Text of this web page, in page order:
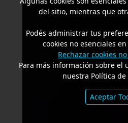
del sitio, mientras que
Podés administrar tus
cookies no esenciales
Rechazar cookies
Para más información sobre el
nuestra Política de
Aceptar